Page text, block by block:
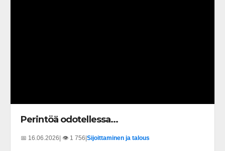
Perintöä odotellessa...
📅 16.06.2026| 👁️ 1 756|Sijoittaminen ja talous